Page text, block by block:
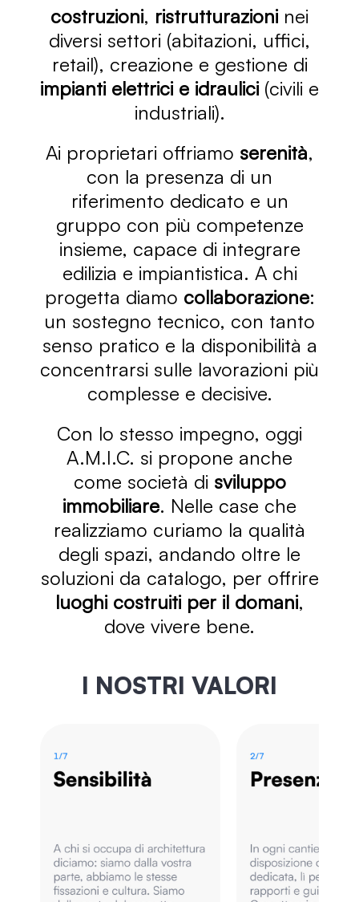
costruzioni, ristrutturazioninei
diversi settori (abitazioni, uffici,
retail), creazione e gestione di
impianti elettrici e idraulici(civili e
industriali).
Ai proprietari offriamo serenità,
con la presenza di un
riferimento dedicato e un
gruppo con più competenze
insieme, capace di integrare
edilizia e impiantistica. A chi
progetta diamo collaborazione:
un sostegno tecnico, con tanto
senso pratico e la disponibilità a
concentrarsi sulle lavorazioni più
complesse e decisive.
Con lo stesso impegno, oggi
A.M.I.C. si propone anche
come società di sviluppo
immobiliare. Nelle case che
realizziamo curiamo la qualità
degli spazi, andando oltre le
soluzioni da catalogo, per offrire
luoghi costruiti per il domani,
dove vivere bene.
I NOSTRI VALORI